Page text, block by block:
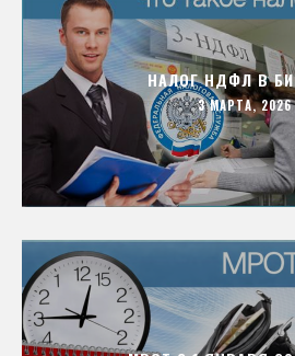
НАЛОГ НДФЛ В
3 МАРТА, 2026